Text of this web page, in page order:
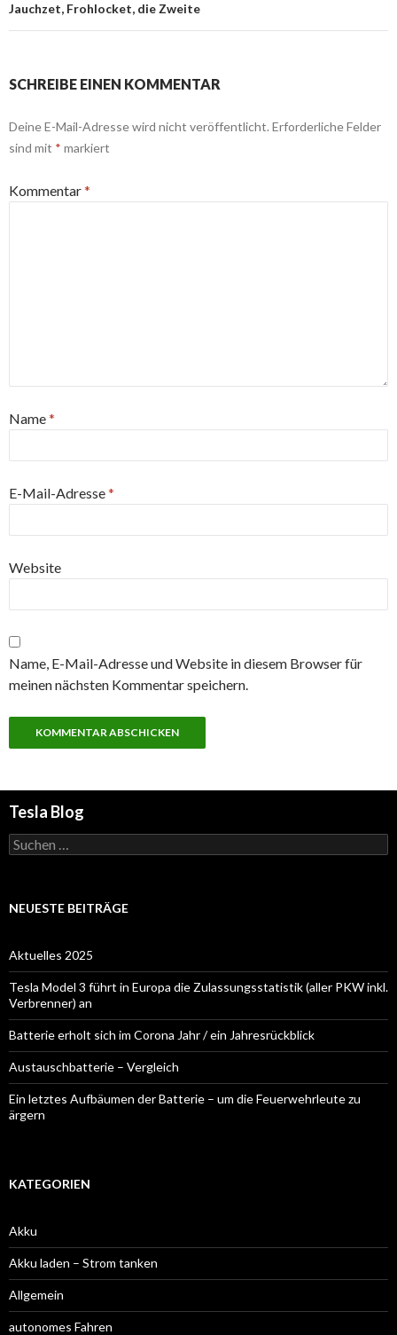
Jauchzet, Frohlocket, die Zweite
SCHREIBE EINEN KOMMENTAR
Deine E-Mail-Adresse wird nicht veröffentlicht. Erforderliche Felder
sind mit * markiert
Kommentar*
Name*
E-Mail-Adresse*
Website
Name, E-Mail-Adresse und Website in diesem Browser für
meinen nächsten Kommentar speichern.
Tesla Blog
Suchen
nach:
NEUESTE BEITRÄGE
Aktuelles 2025
Tesla Model 3 führt in Europa die Zulassungsstatistik (aller PKW inkl.
Verbrenner) an
Batterie erholt sich im Corona Jahr / ein Jahresrückblick
Austauschbatterie – Vergleich
Ein letztes Aufbäumen der Batterie – um die Feuerwehrleute zu
ärgern
KATEGORIEN
Akku
Akku laden – Strom tanken
Allgemein
autonomes Fahren